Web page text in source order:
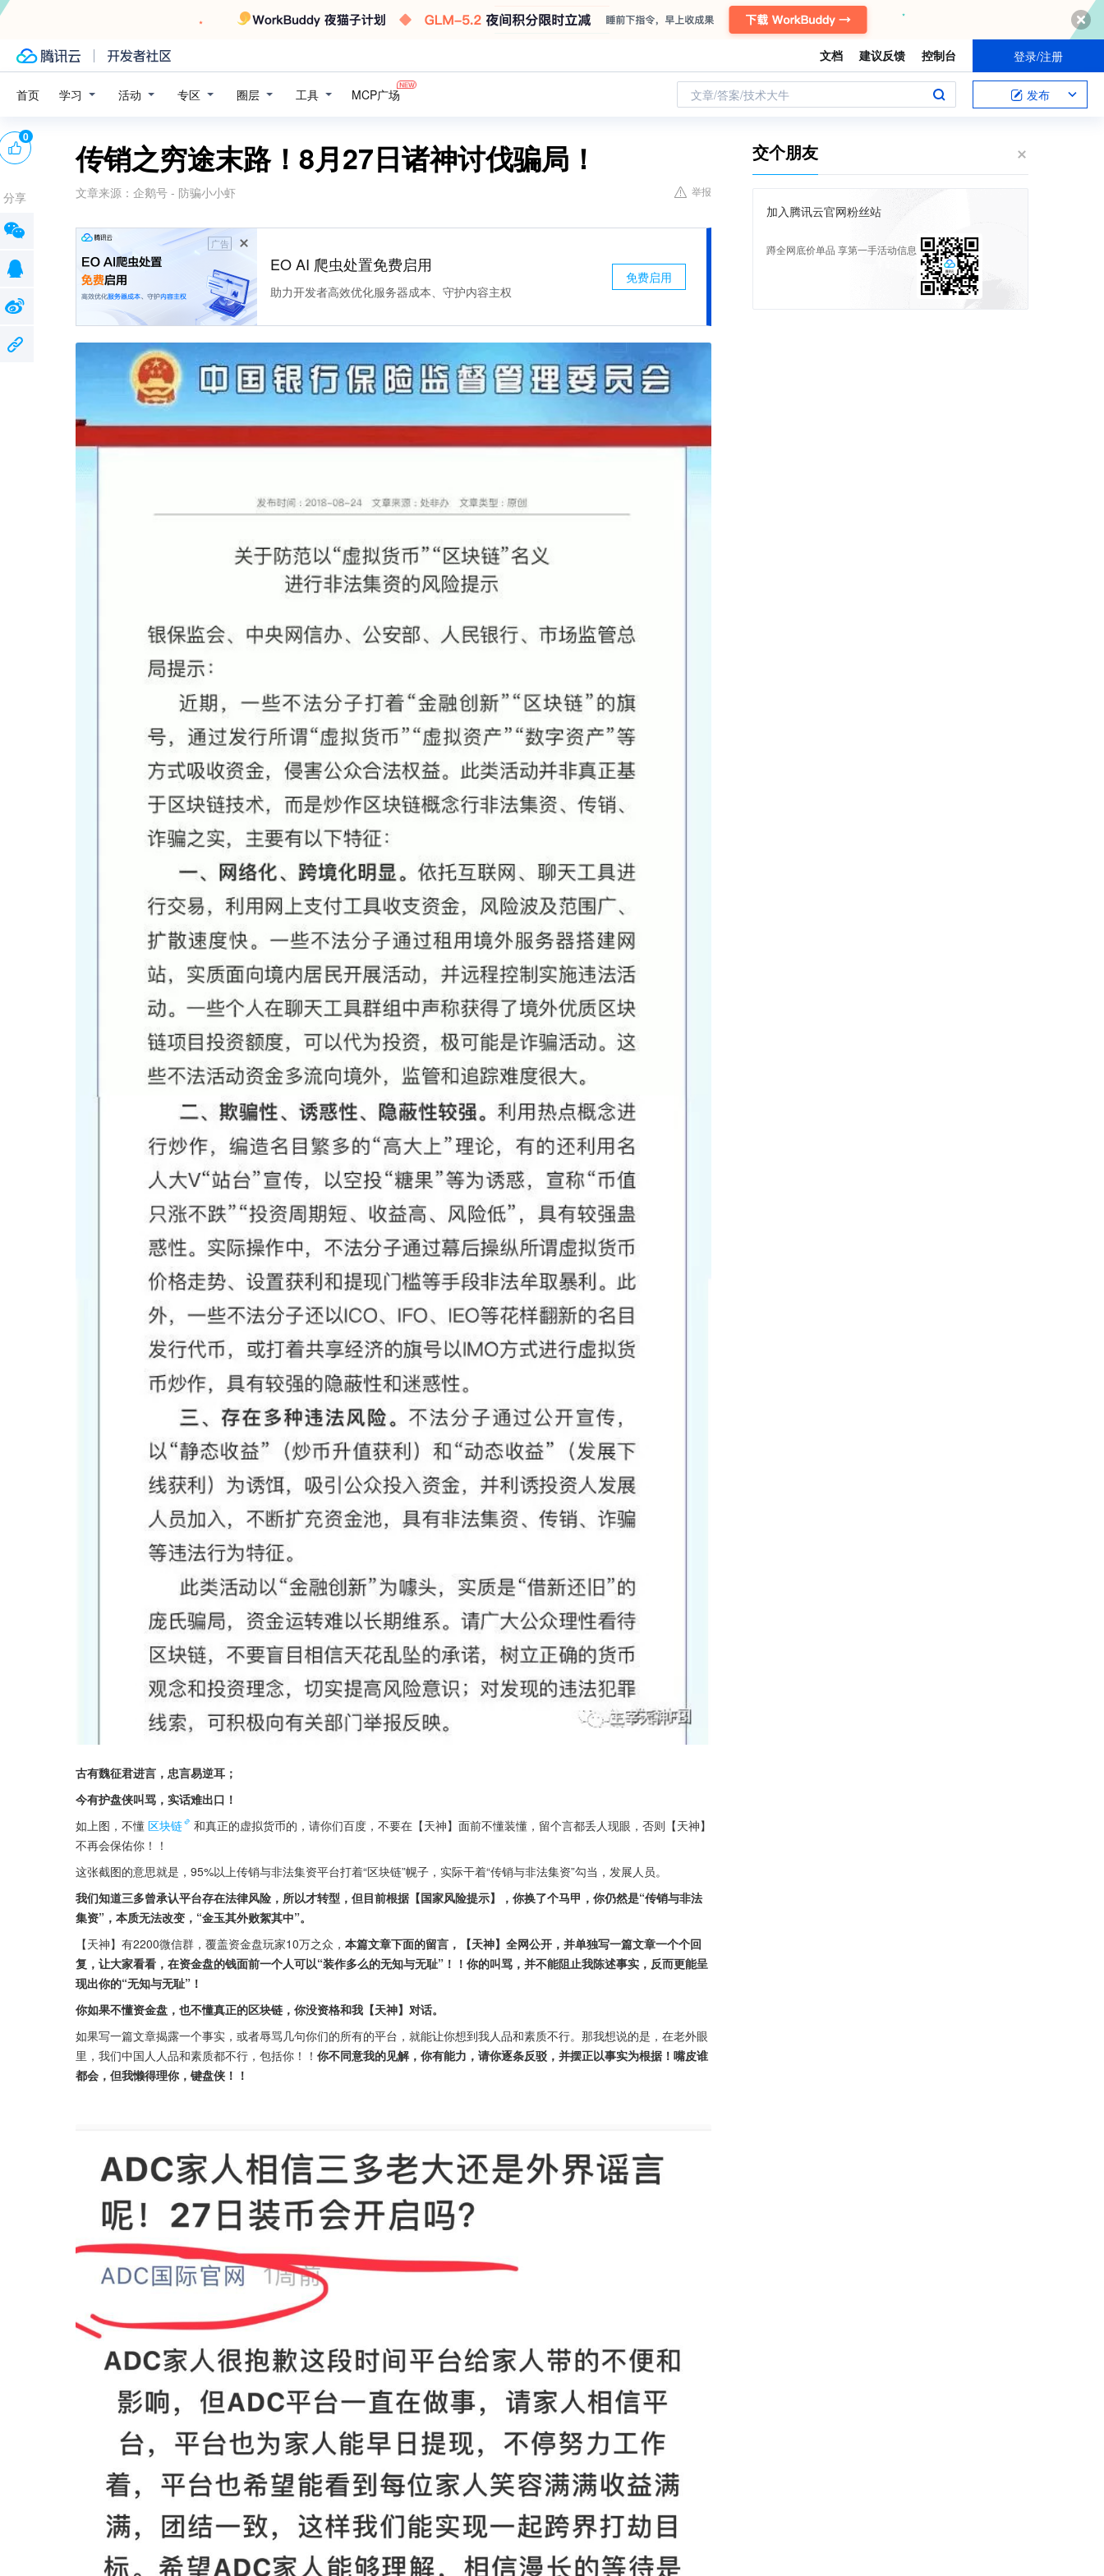
文档 建议反馈 控制台 登录/注册
首页 学习 活动 专区 圈层 工具 MCP广场 文章/答案/技术大牛 发布
传销之穷途末路！8月27日诸神讨伐骗局！
文章来源： 企鹅号 - 防骗小小虾 举报
广告
EO AI 爬虫处置免费启用
助力开发者高效优化服务器成本、守护内容主权
免费启用
古有魏征君进言，忠言易逆耳；
今有护盘侠叫骂，实话难出口！
如上图，不懂 区块链
和真正的虚拟货币的，请你们百度，不要在【天神】面前不懂装懂，留个言都丢人现眼，否则【天神】
不再会保佑你！！
这张截图的意思就是，95%以上传销与非法集资平台打着“区块链”幌子，实际干着“传销与非法集资”勾当，发展人员。
我们知道三多曾承认平台存在法律风险，所以才转型，但目前根据【国家风险提示】，你换了个马甲，你仍然是“传销与非法
集资”，本质无法改变，“金玉其外败絮其中”。
【天神】有2200微信群，覆盖资金盘玩家10万之众， 本篇文章下面的留言，【天神】全网公开，并单独写一篇文章一个个回
复，让大家看看，在资金盘的钱面前一个人可以“装作多么的无知与无耻”！！你的叫骂，并不能阻止我陈述事实，反而更能呈
现出你的“无知与无耻”！
你如果不懂资金盘，也不懂真正的区块链，你没资格和我【天神】对话。
如果写一篇文章揭露一个事实，或者辱骂几句你们的所有的平台，就能让你想到我人品和素质不行。那我想说的是，在老外眼
里，我们中国人人品和素质都不行，包括你！！ 你不同意我的见解，你有能力，请你逐条反驳，并摆正以事实为根据！嘴皮谁
都会，但我懒得理你，键盘侠！！
0
分享
交个朋友
加入腾讯云官网粉丝站
蹲全网底价单品 享第一手活动信息